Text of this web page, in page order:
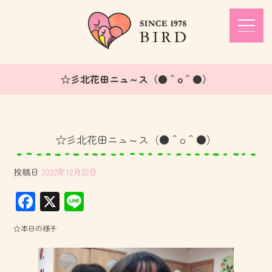
☆彡北花田ニュ～ス（●＾o＾●）
☆彡北花田ニュ～ス（●＾o＾●）
投稿日 2022年12月22日
F
ac
e
b
X
☆本日の様子